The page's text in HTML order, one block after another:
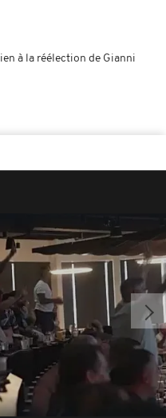
à la réélection de Gianni